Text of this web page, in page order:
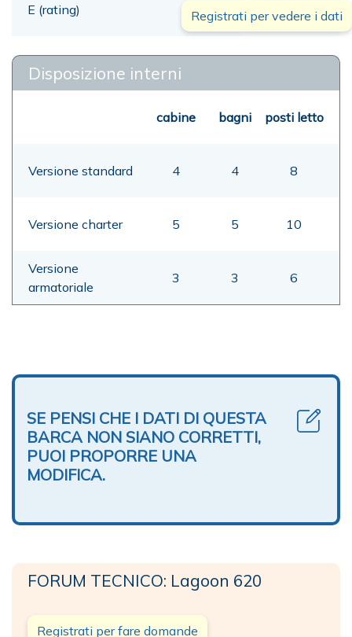
E (rating) 00,00 mt
Registrati per vedere i dati
Disposizione interni
cabine bagni posti letto
Versione standard 4 4 8
Versione charter 5 5 10
Versione
armatoriale
3 3 6
SE PENSI CHE I DATI DI QUESTA
BARCA NON SIANO CORRETTI,
PUOI PROPORRE UNA
MODIFICA.
FORUM TECNICO: Lagoon 620
Registrati per fare domande